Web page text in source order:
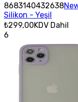
8683140432638
Silikon - Yeşil
₺299,00KDV Dahil
6